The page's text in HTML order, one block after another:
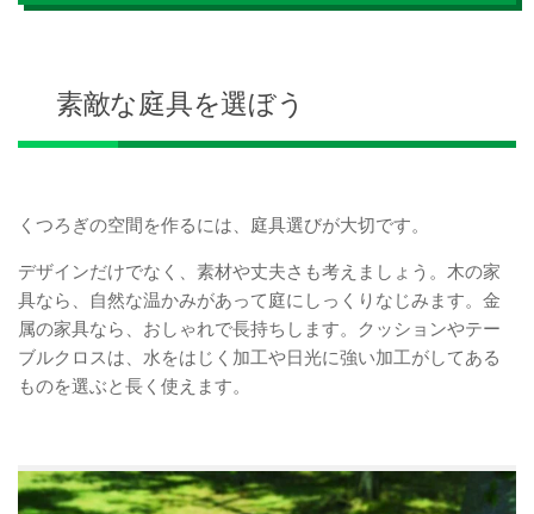
素敵な庭具を選ぼう
くつろぎの空間を作るには、庭具選びが大切です。
デザインだけでなく、素材や丈夫さも考えましょう。木の家
具なら、自然な温かみがあって庭にしっくりなじみます。金
属の家具なら、おしゃれで長持ちします。クッションやテー
ブルクロスは、水をはじく加工や日光に強い加工がしてある
ものを選ぶと長く使えます。